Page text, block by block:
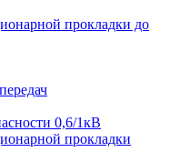
прокладки до
0,6/1кВ
прокладки